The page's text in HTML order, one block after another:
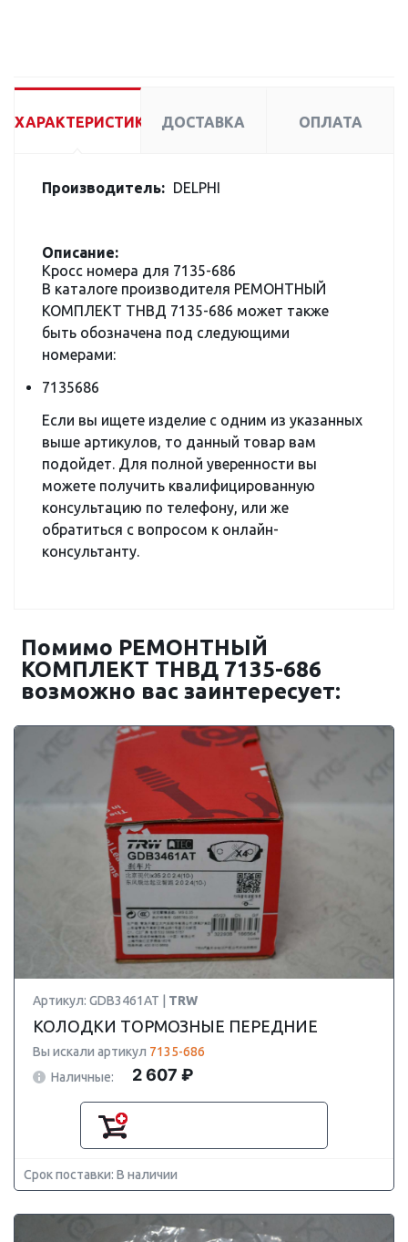
ХАРАКТЕРИСТИКИ ДОСТАВКА ОПЛАТА
Производитель: DELPHI
Описание:
Кросс номера для 7135-686
В каталоге производителя РЕМОНТНЫЙ
КОМПЛЕКТ ТНВД 7135-686 может также
быть обозначена под следующими
номерами:
7135686
Если вы ищете изделие с одним из указанных
выше артикулов, то данный товар вам
подойдет. Для полной уверенности вы
можете получить квалифицированную
консультацию по телефону, или же
обратиться с вопросом к онлайн-
консультанту.
Помимо РЕМОНТНЫЙ
КОМПЛЕКТ ТНВД 7135-686
возможно вас заинтересует:
Артикул: GDB3461AT | TRW
КОЛОДКИ ТОРМОЗНЫЕ ПЕРЕДНИЕ
Вы искали артикул 7135-686
Наличные:
2 607 ₽
Срок поставки: В наличии